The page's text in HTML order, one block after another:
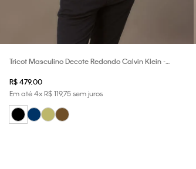
Tricot Masculino Decote Redondo Calvin Klein -
R$479,00
Em até4xR$119,75sem juros